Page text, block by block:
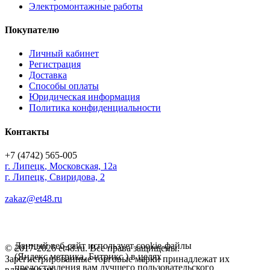
Электромонтажные работы
Покупателю
Личный кабинет
Регистрация
Доставка
Способы оплаты
Юридическая информация
Политика конфиденциальности
Контакты
+7 (4742) 565-005
г. Липецк, Московская, 12а
г. Липецк, Свиридова, 2
zakaz@et48.ru
© 2017-2026 et48.ru. Все права защищены.
Зарегистрированные торговые марки принадлежат их
Данный веб-сайт использует cookie-файлы
(Яндекс метрика, Битрикс ) в целях
предоставления вам лучшего пользовательского